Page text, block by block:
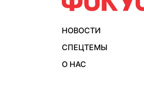
НОВОСТИ
СПЕЦТЕМЫ
О НАС